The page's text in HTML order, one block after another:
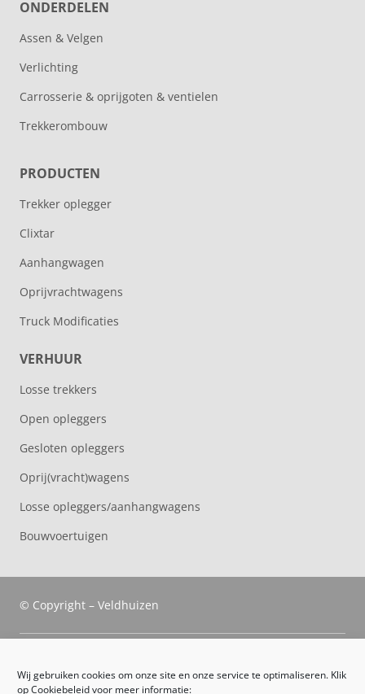
Wij gebruiken cookies om onze site en onze service te optimaliseren. Klik
op Cookiebeleid voor meer informatie:
ONDERDELEN
Assen & Velgen
Verlichting
Carrosserie & oprijgoten & ventielen
Trekkerombouw
PRODUCTEN
Trekker oplegger
Clixtar
Aanhangwagen
Oprijvrachtwagens
Truck Modificaties
VERHUUR
Losse trekkers
Open opleggers
Gesloten opleggers
Oprij(vracht)wagens
Losse opleggers/aanhangwagens
Bouwvoertuigen
© Copyright – Veldhuizen